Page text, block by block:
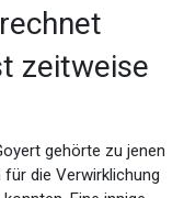
zeitweise
gehörte zu jenen
für die Verwirklichung